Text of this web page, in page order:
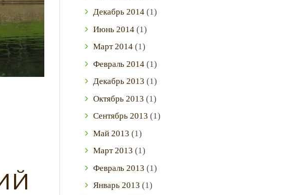
Декабрь 2014(1)
Июнь 2014(1)
Март2014(1)
Февраль 2014(1)
Декабрь 2013 (1)
Октябрь 2013 (1)
Сентябрь 2013 (1)
Май 2013 (1)
Март2013 (1)
Февраль 2013 (1)
Январь 2013 (1)